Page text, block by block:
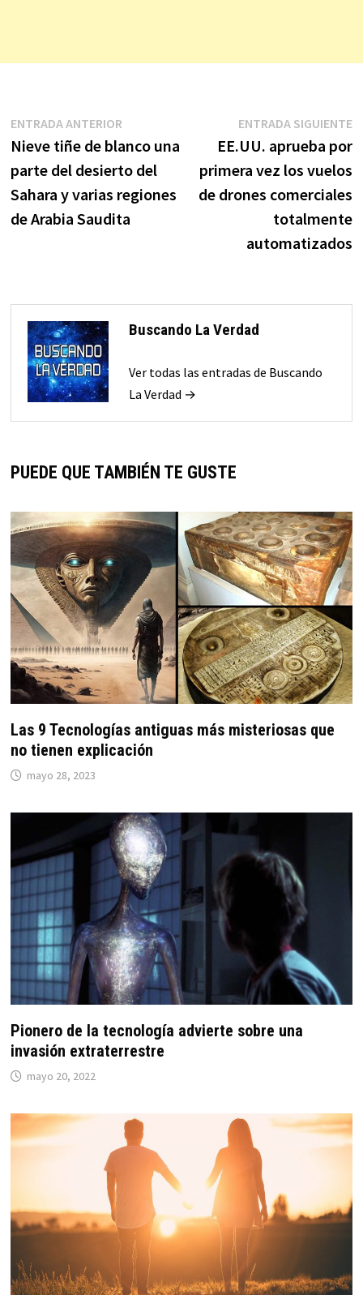
Navegación
de
entradas
ENTRADA ANTERIOREntrada
anterior:
Nieve tiñe de blanco una
parte del desierto del
Sahara y varias regiones
de Arabia Saudita
ENTRADA SIGUIENTE
EE.UU. aprueba por
primera vez los vuelos
de drones comerciales
totalmente
automatizados
Buscando La Verdad
Ver todas las entradas de Buscando
La Verdad →
PUEDE QUE TAMBIÉN TE GUSTE
Las 9 Tecnologías antiguas más misteriosas que
no tienen explicación
mayo 28, 2023
Pionero de la tecnología advierte sobre una
invasión extraterrestre
mayo 20, 2022